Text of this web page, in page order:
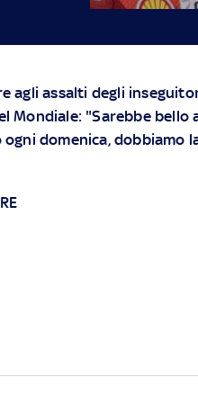
agli assalti degli
Mondiale: "Sarebbe bello
domenica, dobbiamo